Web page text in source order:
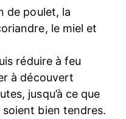
de poulet, la
le miel et
réduire à feu
à découvert
jusqu’à ce que
bien tendres.